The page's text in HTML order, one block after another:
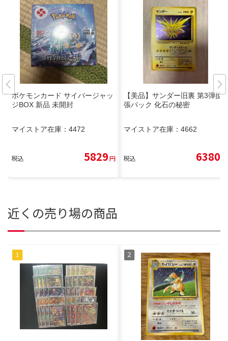
ポケモンカード サイバージャッ
ジBOX 新品 未開封
マイストア在庫： 4472
税込 5829円
【美品】サンダー旧裏 第3弾拡
張パック 化石の秘密
マイストア在庫： 4662
税込 6380
近くの売り場の商品